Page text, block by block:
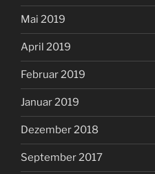
Mai 2019
April 2019
Februar 2019
Januar 2019
Dezember 2018
September 2017